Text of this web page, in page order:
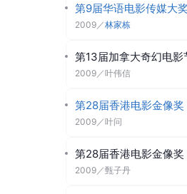
第9届华语电影传媒大
2009 ／林家栋
第13届加拿大奇幻电影
2009 ／叶伟信
第28届香港电影金像奖
2009 ／叶问
第28届香港电影金像奖
2009 ／甄子丹